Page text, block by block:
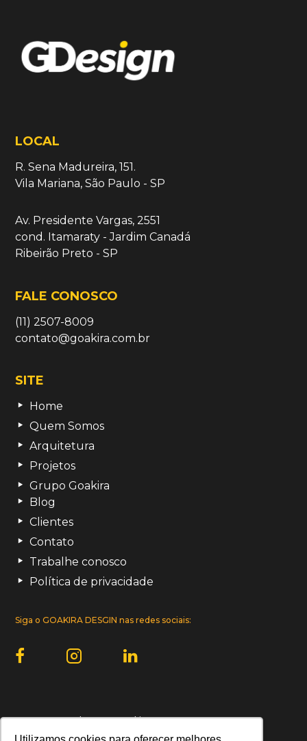
LOCAL
R. Sena Madureira, 151.
Vila Mariana, São Paulo - SP
Av. Presidente Vargas, 2551
cond. Itamaraty - Jardim Canadá
Ribeirão Preto - SP
FALE CONOSCO
(11) 2507-8009
contato@goakira.com.br
SITE
Home
Quem Somos
Arquitetura
Projetos
Grupo Goakira
Blog
Clientes
Contato
Trabalhe conosco
Política de privacidade
Siga o GOAKIRA DESGIN nas redes sociais:
Uma empresa do Grupo Goakira: